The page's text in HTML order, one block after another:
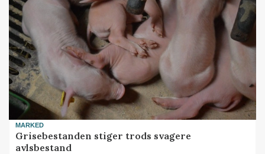
MARKED
Grisebestanden stiger trods svagere
avlsbestand